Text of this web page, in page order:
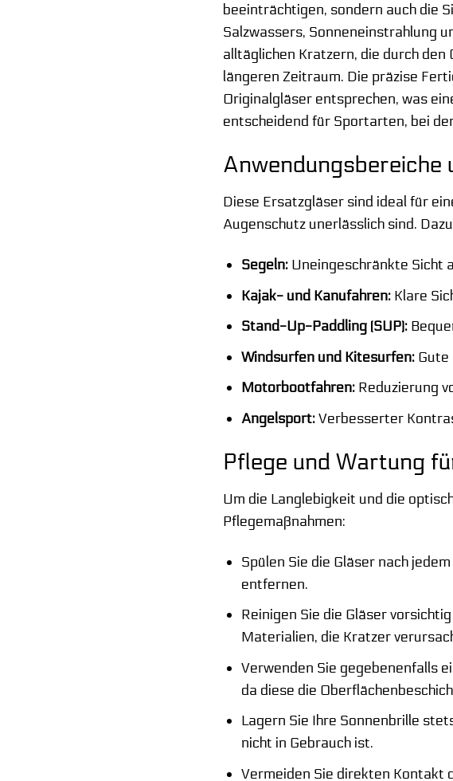
beeinträchtigen, sondern auch die
Salzwassers, Sonneneinstrahlung
alltäglichen Kratzern, die durch
längeren Zeitraum. Die präzise
Originalgläser entsprechen, was
entscheidend für Sportarten, bei
Anwendungsbereiche
Diese Ersatzgläser sind ideal für
Augenschutz unerlässlich sind.
Segeln: Uneingeschränkte Sicht
Kajak- und Kanufahren: Klare
Stand-Up-Paddling (SUP):
Windsurfen und Kitesurfen: Gute
Motorbootfahren: Reduzierung
Angelsport:Verbesserter
Pflege und Wartung
Um die Langlebigkeit und die
Pflegemaßnahmen:
Spülen Sie die Gläser nach
entfernen.
Reinigen Sie die Gläser
Materialien, die Kratzer
Verwenden Sie gegebenenfalls
da diese die
Lagern Sie Ihre Sonnenbrille
nicht in Gebrauch ist.
Vermeiden Sie direkten Kontakt